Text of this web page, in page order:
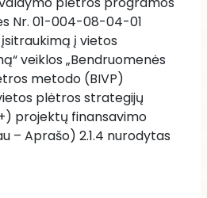
Nr. 01-004-08-04-01
į vietos
veiklos „Bendruomenės
metodo (BIVP)
plėtros strategijų
projektų finansavimo
– Aprašo) 2.1.4 nurodytas